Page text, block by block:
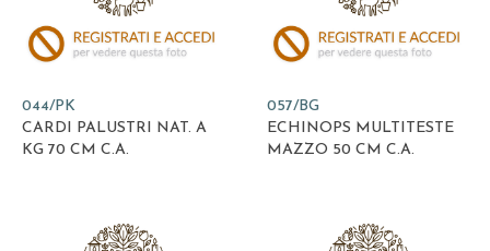
044/PK
CARDI PALUSTRI NAT. A
KG 70 CM C.A.
057/BG
ECHINOPS MULTITESTE
MAZZO 50 CM C.A.